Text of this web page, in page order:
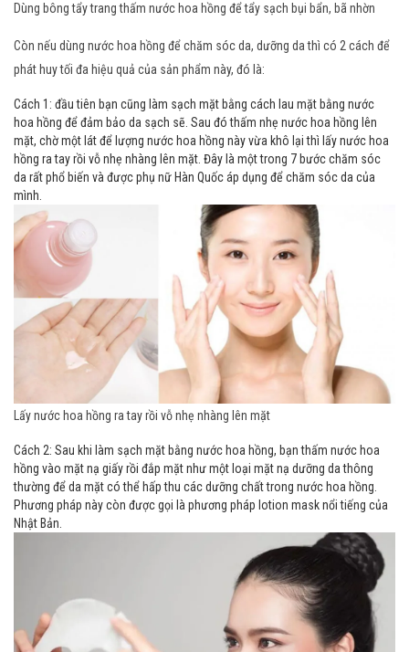
Dùng bông tẩy trang thấm nước hoa hồng để tẩy sạch bụi bẩn, bã nhờn
Còn nếu dùng nước hoa hồng để chăm sóc da, dưỡng da thì có 2 cách để
phát huy tối đa hiệu quả của sản phẩm này, đó là:
Cách 1: đầu tiên bạn cũng làm sạch mặt bằng cách lau mặt bằng nước
hoa hồng để đảm bảo da sạch sẽ. Sau đó thấm nhẹ nước hoa hồng lên
mặt, chờ một lát để lượng nước hoa hồng này vừa khô lại thì lấy nước hoa
hồng ra tay rồi vỗ nhẹ nhàng lên mặt. Đây là một trong 7 bước chăm sóc
da rất phổ biến và được phụ nữ Hàn Quốc áp dụng để chăm sóc da của
mình.
Lấy nước hoa hồng ra tay rồi vỗ nhẹ nhàng lên mặt
Cách 2: Sau khi làm sạch mặt bằng nước hoa hồng, bạn thấm nước hoa
hồng vào mặt nạ giấy rồi đắp mặt như một loại mặt nạ dưỡng da thông
thường để da mặt có thể hấp thu các dưỡng chất trong nước hoa hồng.
Phương pháp này còn được gọi là phương pháp lotion mask nổi tiếng của
Nhật Bản.